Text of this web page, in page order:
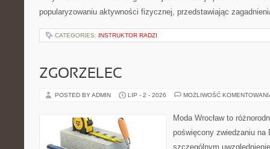
popularyzowaniu aktywności fizycznej, przedstawiając
CATEGORIES: INSTRUKTOR RADZI
ZGORZELEC
POSTED BY ADMIN LIP - 2 - 2026 MOŻLIWOŚĆ
Moda Wrocław to
poświęcony zwiedzaniu na
szczególnym